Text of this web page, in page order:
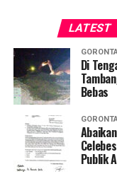
LATEST
Di
Bebas
Publik